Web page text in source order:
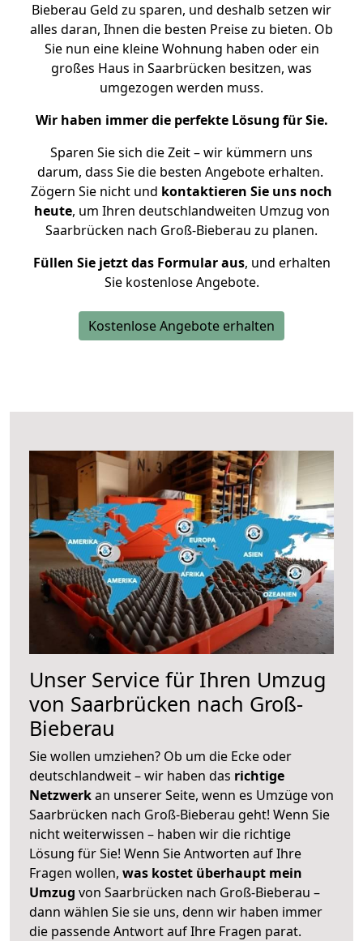
Bieberau Geld zu sparen, und deshalb setzen wir
alles daran, Ihnen die besten Preise zu bieten. Ob
Sie nun eine kleine Wohnung haben oder ein
großes Haus in Saarbrücken besitzen, was
umgezogen werden muss.
Wir haben immer die perfekte Lösung für Sie.
Sparen Sie sich die Zeit – wir kümmern uns
darum, dass Sie die besten Angebote erhalten.
Zögern Sie nicht und kontaktieren Sie uns noch
heute, um Ihren deutschlandweiten Umzug von
Saarbrücken nach Groß-Bieberau zu planen.
Füllen Sie jetzt das Formular aus, und erhalten
Sie kostenlose Angebote.
Kostenlose Angebote erhalten
Unser Service für Ihren Umzug
von Saarbrücken nach Groß-
Bieberau
Sie wollen umziehen? Ob um die Ecke oder
deutschlandweit – wir haben das richtige
Netzwerkan unserer Seite, wenn es Umzüge von
Saarbrücken nach Groß-Bieberau geht! Wenn Sie
nicht weiterwissen – haben wir die richtige
Lösung für Sie! Wenn Sie Antworten auf Ihre
Fragen wollen, was kostet überhaupt mein
Umzug von Saarbrücken nach Groß-Bieberau –
dann wählen Sie sie uns, denn wir haben immer
die passende Antwort auf Ihre Fragen parat.